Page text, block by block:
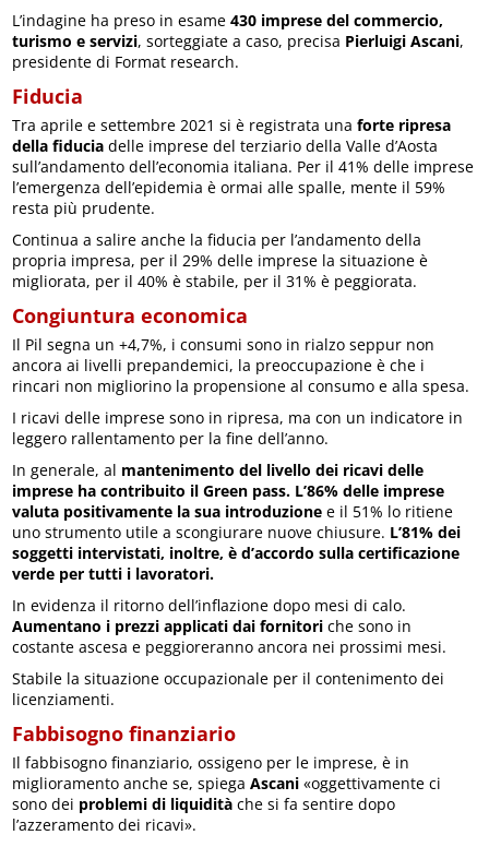
L’indagine ha preso in esame 430 imprese del commercio,
turismo e servizi, sorteggiate a caso, precisa Pierluigi Ascani,
presidente di Format research.
Fiducia
Tra aprile e settembre 2021 si è registrata una forte ripresa
della fiducia delle imprese del terziario della Valle d’Aosta
sull’andamento dell’economia italiana. Per il 41% delle imprese
l’emergenza dell’epidemia è ormai alle spalle, mente il 59%
resta più prudente.
Continua a salire anche la fiducia per l’andamento della
propria impresa, per il 29% delle imprese la situazione è
migliorata, per il 40% è stabile, per il 31% è peggiorata.
Congiuntura economica
Il Pil segna un +4,7%, i consumi sono in rialzo seppur non
ancora ai livelli prepandemici, la preoccupazione è che i
rincari non migliorino la propensione al consumo e alla spesa.
I ricavi delle imprese sono in ripresa, ma con un indicatore in
leggero rallentamento per la fine dell’anno.
In generale, al mantenimento del livello dei ricavi delle
imprese ha contribuito il Green pass. L’86% delle imprese
valuta positivamente la sua introduzione e il 51% lo ritiene
uno strumento utile a scongiurare nuove chiusure. L’81% dei
soggetti intervistati, inoltre, è d’accordo sulla certificazione
verde per tutti i lavoratori.
In evidenza il ritorno dell’inflazione dopo mesi di calo.
Aumentano i prezzi applicati dai fornitori che sono in
costante ascesa e peggioreranno ancora nei prossimi mesi.
Stabile la situazione occupazionale per il contenimento dei
licenziamenti.
Fabbisogno finanziario
Il fabbisogno finanziario, ossigeno per le imprese, è in
miglioramento anche se, spiegaAscani «oggettivamente ci
sono dei problemi di liquidità che si fa sentire dopo
l’azzeramento dei ricavi».